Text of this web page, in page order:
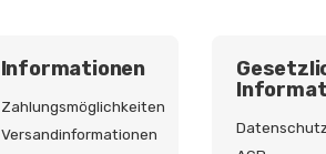
Informationen
Zahlungsmöglichkeiten
Versandinformationen